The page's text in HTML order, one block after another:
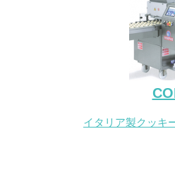
イタリア製クッキ